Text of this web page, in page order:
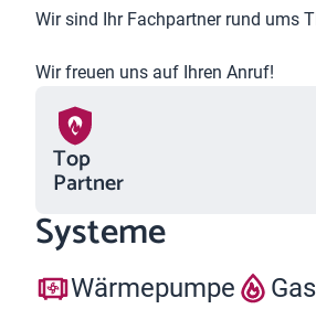
Wir sind Ihr Fachpartner rund ums
Wir freuen uns auf Ihren Anruf!
Top
Partner
Systeme
Wärmepumpe